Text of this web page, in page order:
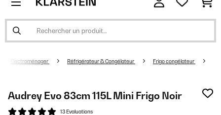
Electroménager Réfrigérateur & Congélateur Frigo congélateur
Audrey Evo 83cm 115L Mini Frigo Noir
13 Evaluations